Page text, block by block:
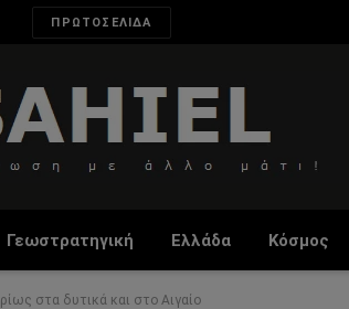
ΠΡΩΤΟΣΕΛΙΔΑ
Γεωστρατηγική Ελλάδα Κόσμος
στα δυτικά και στο Αιγαίο